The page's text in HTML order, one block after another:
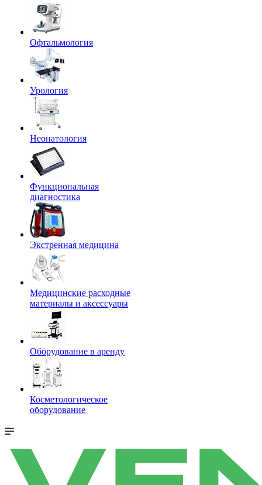
Офтальмология
Урология
Неонатология
Функциональная
диагностика
Экстренная медицина
Медицинские расходные
материалы и аксессуары
Оборудование в аренду
Косметологическое
оборудование